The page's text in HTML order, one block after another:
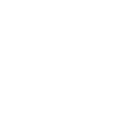
簡訊中的連結，可透過四大超商／
」之結帳頁面顯示為準，若有關於
關疑問，請聯繫「AFTEE先享後付
「AFTEE先享後付」服務完成之交
料，並將交易相關給付款項請求債
運費
運費